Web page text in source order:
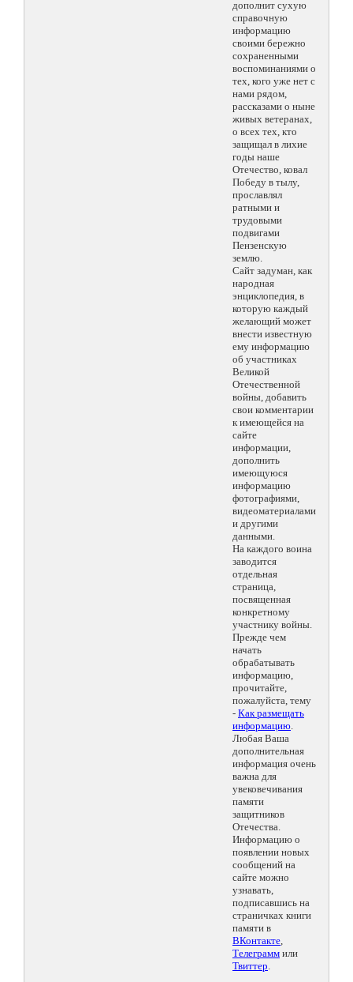
дополнит сухую
справочную
информацию
своими бережно
сохраненными
воспоминаниями о
тех, кого уже нет с
нами рядом,
рассказами о ныне
живых ветеранах,
о всех тех, кто
защищал в лихие
годы наше
Отечество, ковал
Победу в тылу,
прославлял
ратными и
трудовыми
подвигами
Пензенскую
землю.
Сайт задуман, как
народная
энциклопедия, в
которую каждый
желающий может
внести известную
ему информацию
об участниках
Великой
Отечественной
войны, добавить
свои комментарии
к имеющейся на
сайте
информации,
дополнить
имеющуюся
информацию
фотографиями,
видеоматериалами
и другими
данными.
На каждого воина
заводится
отдельная
страница,
посвященная
конкретному
участнику войны.
Прежде чем
начать
обрабатывать
информацию,
прочитайте,
пожалуйста, тему
- Как размещать
информацию.
Любая Ваша
дополнительная
информация очень
важна для
увековечивания
памяти
защитников
Отечества.
Информацию о
появлении новых
сообщений на
сайте можно
узнавать,
подписавшись на
страничках книги
памяти в
ВКонтакте,
Телеграмм или
Твиттер.